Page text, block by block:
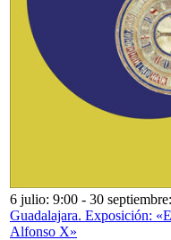
6 julio: 9:00 - 30
Guadalajara. Exposición:
Alfonso X»